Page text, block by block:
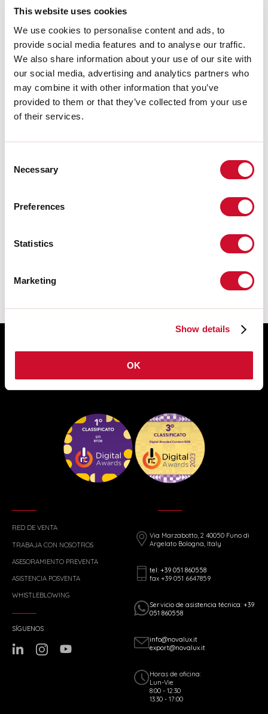
This website uses cookies
We use cookies to personalise content and ads, to
provide social media features and to analyse our traffic.
We also share information about your use of our site with
our social media, advertising and analytics partners who
may combine it with other information that you’ve
provided to them or that they’ve collected from your use
of their services.
Selection
Necessary
Preferences
Statistics
Marketing
Show details
OK
Datos técnicos
Potencia de entrada de la luminaria:
Clase de aislamiento:
I
Tensión de alimentación:
220-240V 50/60Hz
SELV:
Sì
FICHA DE DATOS
RED DE VENTA
TRABAJA CON NOSOTROS
ASESORAMIENTO PREVENTA
ASISTENCIA POSVENTA
WHISTLEBLOWING
Via Marzabotto, 2 40050 Funo di
Argelato Bologna, Italy
tel: +39 051 860558
fax +39 051 6647859
Servicio de asistencia técnica: +39
051 860558
info@novalux.it
export@novalux.it
Horas de oficina:
Lun-Vie
8:00 - 12:30
13:30 - 17:00
SÍGUENOS